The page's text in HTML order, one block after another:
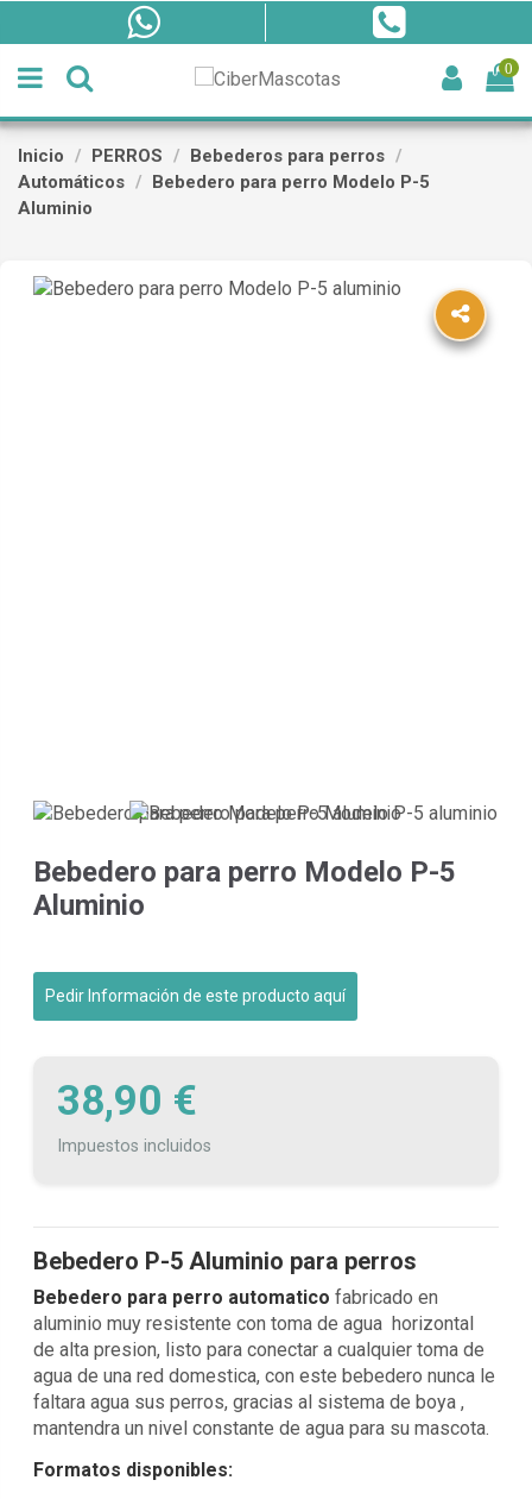
0
Inicio PERROS
Bebederos para perros
Automáticos
Bebedero para perro Modelo P-5
Aluminio
Bebedero para perro Modelo P-5
Aluminio
Pedir Información de este producto aquí
38,90 €
Impuestos incluidos
Bebedero P-5 Aluminio para perros
Bebedero para perro automatico fabricado en
aluminio muy resistente con toma de agua horizontal
de alta presion, listo para conectar a cualquier toma de
agua de una red domestica, con este bebedero nunca le
faltara agua sus perros, gracias al sistema de boya ,
mantendra un nivel constante de agua para su mascota.
Formatos disponibles: